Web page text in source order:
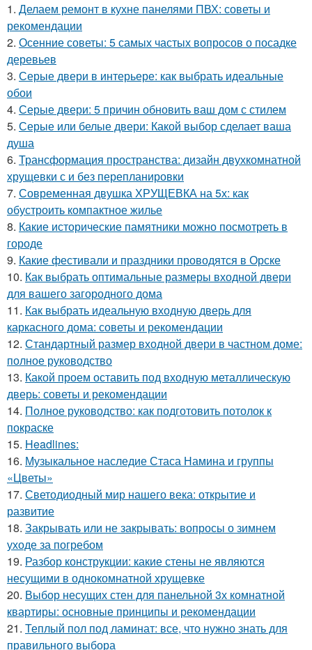
1. Делаем ремонт в кухне панелями ПВХ: советы и
рекомендации
2. Осенние советы: 5 самых частых вопросов о посадке
деревьев
3. Серые двери в интерьере: как выбрать идеальные
обои
4. Серые двери: 5 причин обновить ваш дом с стилем
5. Серые или белые двери: Какой выбор сделает ваша
душа
6. Трансформация пространства: дизайн двухкомнатной
хрущевки с и без перепланировки
7. Современная двушка ХРУЩЕВКА на 5х: как
обустроить компактное жилье
8. Какие исторические памятники можно посмотреть в
городе
9. Какие фестивали и праздники проводятся в Орске
10. Как выбрать оптимальные размеры входной двери
для вашего загородного дома
11. Как выбрать идеальную входную дверь для
каркасного дома: советы и рекомендации
12. Стандартный размер входной двери в частном доме:
полное руководство
13. Какой проем оставить под входную металлическую
дверь: советы и рекомендации
14. Полное руководство: как подготовить потолок к
покраске
15. Headlines:
16. Музыкальное наследие Стаса Намина и группы
«Цветы»
17. Светодиодный мир нашего века: открытие и
развитие
18. Закрывать или не закрывать: вопросы о зимнем
уходе за погребом
19. Разбор конструкции: какие стены не являются
несущими в однокомнатной хрущевке
20. Выбор несущих стен для панельной 3х комнатной
квартиры: основные принципы и рекомендации
21. Теплый пол под ламинат: все, что нужно знать для
правильного выбора